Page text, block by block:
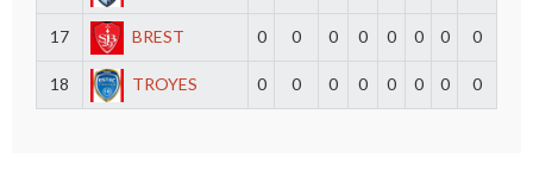
17 BREST 0 0 0 0 0 0 0 0
18 TROYES 0 0 0 0 0 0 0 0